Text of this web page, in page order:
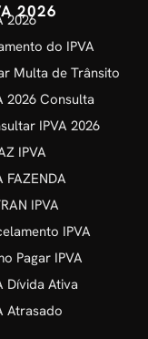
2026
2026
do IPVA
Multa de Trânsito
2026 Consulta
IPVA 2026
IPVA
FAZENDA
IPVA
IPVA
Pagar IPVA
Dívida Ativa
Atrasado